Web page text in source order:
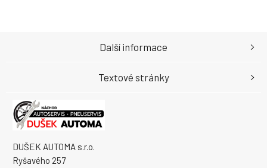
DUŠEK AUTOMA s.r.o.
Ryšavého 257
Další informace
Textové stránky